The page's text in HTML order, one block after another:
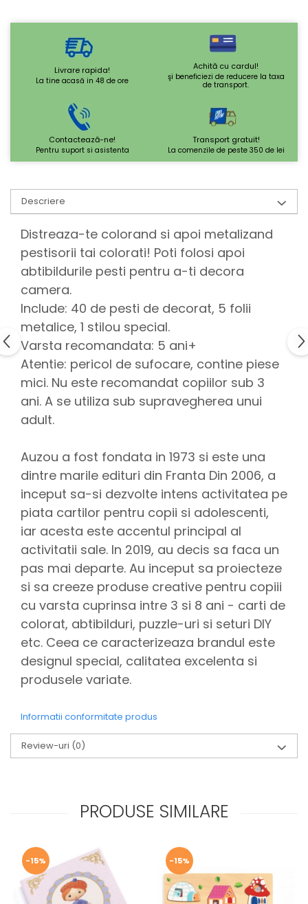
Livrare rapida!
La tine acasă in 48 de ore
Achită cu cardul!
şi beneficiezi de reducere la taxa
de transport.
Contactează-ne!
Pentru suport si asistenta
Transport gratuit!
La comenzile de peste 350 de lei
Descriere
Distreaza-te colorand si apoi metalizand
pestisorii tai colorati! Poti folosi apoi
abtibildurile pesti pentru a-ti decora
camera.
Include: 40 de pesti de decorat, 5 folii
metalice, 1 stilou special.
Varsta recomandata: 5 ani+
Atentie: pericol de sufocare, contine piese
mici. Nu este recomandat copiilor sub 3
ani. A se utiliza sub supravegherea unui
adult.
Auzou a fost fondata in 1973 si este una
dintre marile edituri din Franta Din 2006, a
inceput sa-si dezvolte intens activitatea pe
piata cartilor pentru copii si adolescenti,
iar acesta este accentul principal al
activitatii sale. In 2019, au decis sa faca un
pas mai departe. Au inceput sa proiecteze
si sa creeze produse creative pentru copiii
cu varsta cuprinsa intre 3 si 8 ani - carti de
colorat, abtibilduri, puzzle-uri si seturi DIY
etc. Ceea ce caracterizeaza brandul este
designul special, calitatea excelenta si
produsele variate.
Informatii conformitate produs
Review-uri (0)
PRODUSE SIMILARE
-15% -15%